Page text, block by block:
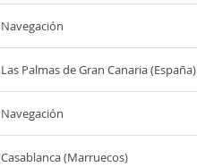
Navegación
Las Palmas de Gran Canaria (España)
Navegación
Casablanca (Marruecos)